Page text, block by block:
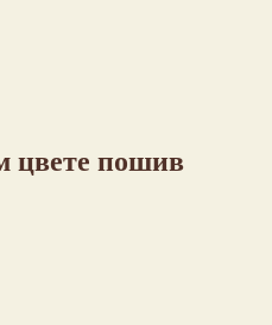
цвете пошив